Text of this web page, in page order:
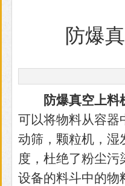
防爆
防爆真空上料
可以将物料从容器
动筛，颗粒机，湿
度，杜绝了粉尘
设备的料斗中的物